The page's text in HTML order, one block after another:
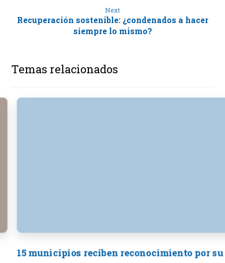
Next
Recuperación sostenible: ¿condenados a hacer
siempre lo mismo?
Temas relacionados
15 municipios reciben reconocimiento por